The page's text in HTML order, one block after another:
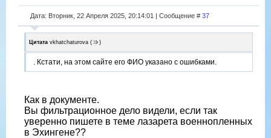
Дата: Вторник, 22 Апреля 2025, 20:14:01 | Сообщение # 37
Цитата vkhatchaturova ( )
. Кстати, на этом сайте его ФИО указано с ошибками.
Как в документе.
Вы фильтрационное дело видели, если так
уверенно пишете в теме лазарета военнопленных
в Эхингене??